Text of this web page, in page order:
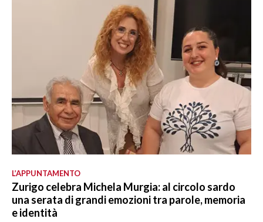
L’APPUNTAMENTO
Zurigo celebra Michela Murgia: al circolo sardo
una serata di grandi emozioni tra parole, memoria
e identità